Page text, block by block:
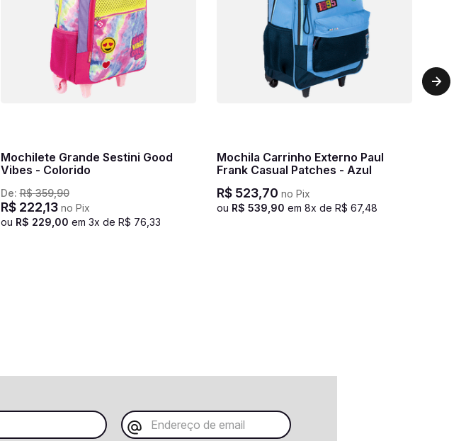
Mochilete Grande Sestini Good
Vibes - Colorido
De:R$ 359,90
R$ 222,13no Pix
ou R$ 229,00 em 3x de R$ 76,33
Mochila Carrinho Externo Paul
Frank Casual Patches - Azul
R$ 523,70 no Pix
ou R$ 539,90 em 8x de R$ 67,48